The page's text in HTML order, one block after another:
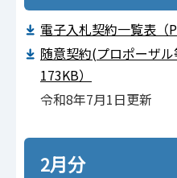
電子入札契約一覧表（
随意契約(プロポーザ
173KB）
令和8年7月1日更新
2月分